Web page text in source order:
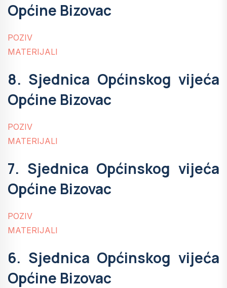
Općine Bizovac
POZIV
MATERIJALI
8. Sjednica Općinskog vijeća
Općine Bizovac
POZIV
MATERIJALI
7. Sjednica Općinskog vijeća
Općine Bizovac
POZIV
MATERIJALI
6. Sjednica Općinskog vijeća
Općine Bizovac